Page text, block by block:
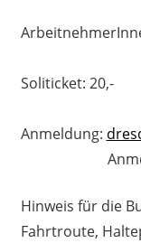
Anmeldung:
Hinweis für die
Fahrtroute,